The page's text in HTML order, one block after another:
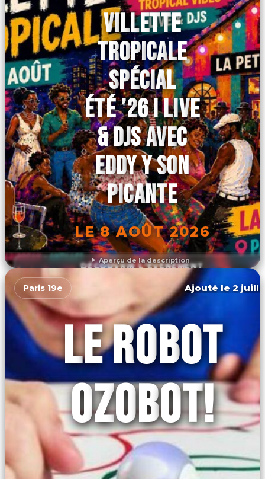
Aperçu de la description
VILLETTE
TROPICALE
SPÉCIAL
ÉTÉ ’26 I LIVE
& DJS AVEC
EDDY Y SON
PICANTE
LE 8 AOÛT 2026
DÉCOUVRIR L'ÉVÉNEMENT
Paris 19e Ajouté le 2
LE ROBOT
OZOBOT!